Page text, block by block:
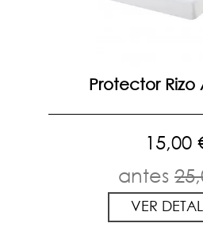
Protector
15,00
antes
VER